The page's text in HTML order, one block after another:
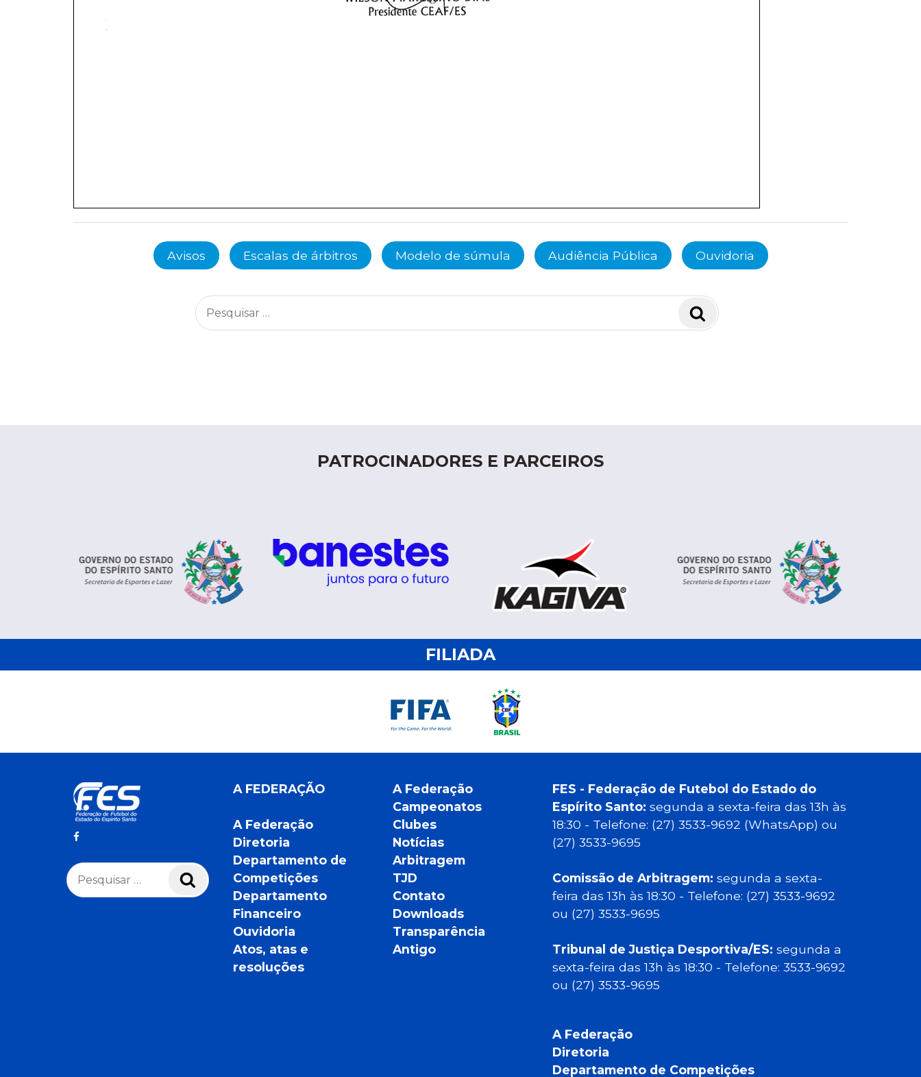
Avisos Escalas de árbitros Modelo de súmula Audiência Pública Ouvidoria
Pesquisar
por:
Pesquisar
PATROCINADORES E PARCEIROS
FILIADA
Pesquisar
por:
Pesquisar
A FEDERAÇÃO
A Federação
Diretoria
Departamento de
Competições
Departamento
Financeiro
Ouvidoria
Atos, atas e
resoluções
A Federação
Campeonatos
Clubes
Notícias
Arbitragem
TJD
Contato
Downloads
Transparência
Antigo
FES - Federação de Futebol do Estado do
Espírito Santo: segunda a sexta-feira das 13h às
18:30 - Telefone: (27) 3533-9692 (WhatsApp) ou
(27) 3533-9695
Comissão de Arbitragem: segunda a sexta-
feira das 13h às 18:30 - Telefone: (27) 3533-9692
ou (27) 3533-9695
Tribunal de Justiça Desportiva/ES: segunda a
sexta-feira das 13h às 18:30 - Telefone: 3533-9692
ou (27) 3533-9695
A Federação
Diretoria
Departamento de Competições